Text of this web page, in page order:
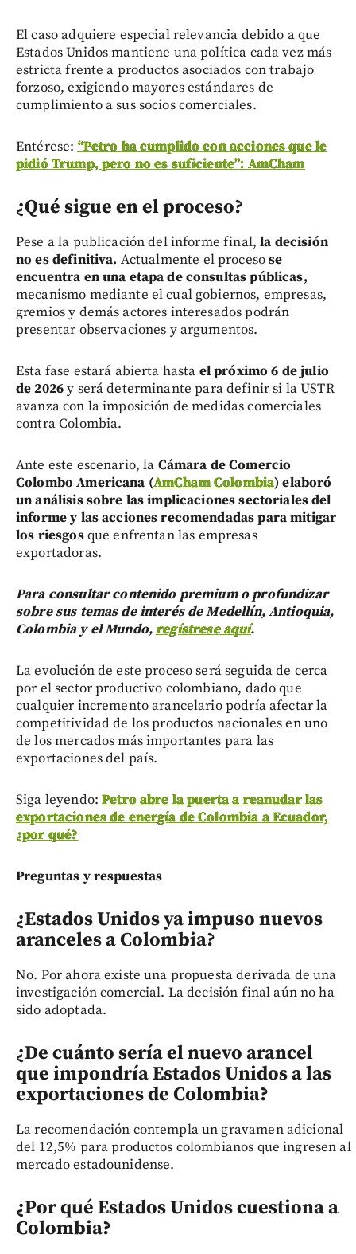
El caso adquiere especial relevancia debido a que
Estados Unidos mantiene una política cada vez más
estricta frente a productos asociados con trabajo
forzoso, exigiendo mayores estándares de
cumplimiento a sus socios comerciales.
Entérese: “Petro ha cumplido con acciones que le
pidió Trump, pero no es suficiente”: AmCham
¿Qué sigue en el proceso?
Pese a la publicación del informe final,la decisión
no es definitiva. Actualmente el procesose
encuentra en una etapa de consultas públicas,
mecanismo mediante el cual gobiernos, empresas,
gremios y demás actores interesados podrán
presentar observaciones y argumentos.
Esta fase estará abierta hasta el próximo 6 de julio
de 2026y será determinante para definir si la USTR
avanza con la imposición de medidas comerciales
contra Colombia.
Ante este escenario, la Cámara de Comercio
Colombo Americana (AmCham Colombia) elaboró
un análisis sobre las implicaciones sectoriales del
informe y las acciones recomendadas para mitigar
los riesgosque enfrentan las empresas
exportadoras.
Para consultar contenido premium o profundizar
sobre sus temas de interés de Medellín, Antioquia,
Colombia y el Mundo,regístrese aquí.
La evolución de este proceso será seguida de cerca
por el sector productivo colombiano, dado que
cualquier incremento arancelario podría afectar la
competitividad de los productos nacionales en uno
de los mercados más importantes para las
exportaciones del país.
Siga leyendo:Petro abre la puerta a reanudar las
exportaciones de energía de Colombia a Ecuador,
¿por qué?
Preguntas y respuestas
¿Estados Unidos ya impuso nuevos
aranceles a Colombia?
No. Por ahora existe una propuesta derivada de una
investigación comercial. La decisión final aún no ha
sido adoptada.
¿De cuánto sería el nuevo arancel
que impondría Estados Unidos a las
exportaciones de Colombia?
La recomendación contempla un gravamen adicional
del 12,5% para productos colombianos que ingresen al
mercado estadounidense.
¿Por qué Estados Unidos cuestiona a
Colombia?